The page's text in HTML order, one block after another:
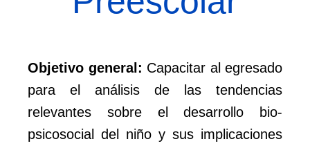
Objetivo general: Capacitar al egresado
para el análisis de las tendencias
relevantes sobre el desarrollo bio-
psicosocial del niño y sus implicaciones